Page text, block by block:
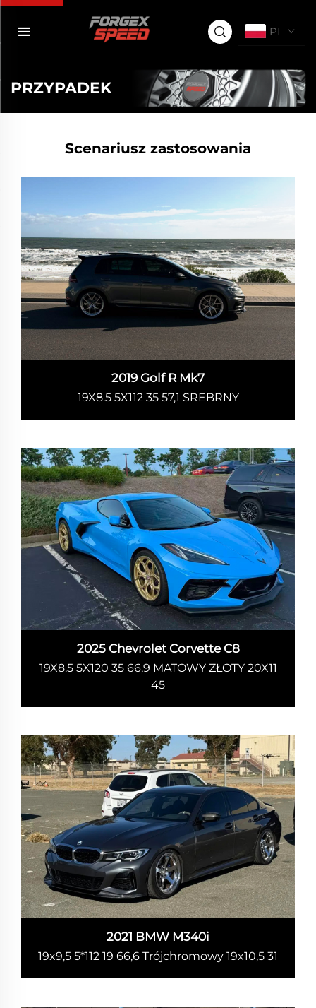
PL
PRZYPADEK
Scenariusz zastosowania
2019 Golf R Mk7
19X8.5 5X112 35 57,1 SREBRNY
2025 Chevrolet Corvette C8
19X8.5 5X120 35 66,9 MATOWY ZŁOTY 20X11
45
2021 BMW M340i
19x9,5 5*112 19 66,6 Trójchromowy 19x10,5 31